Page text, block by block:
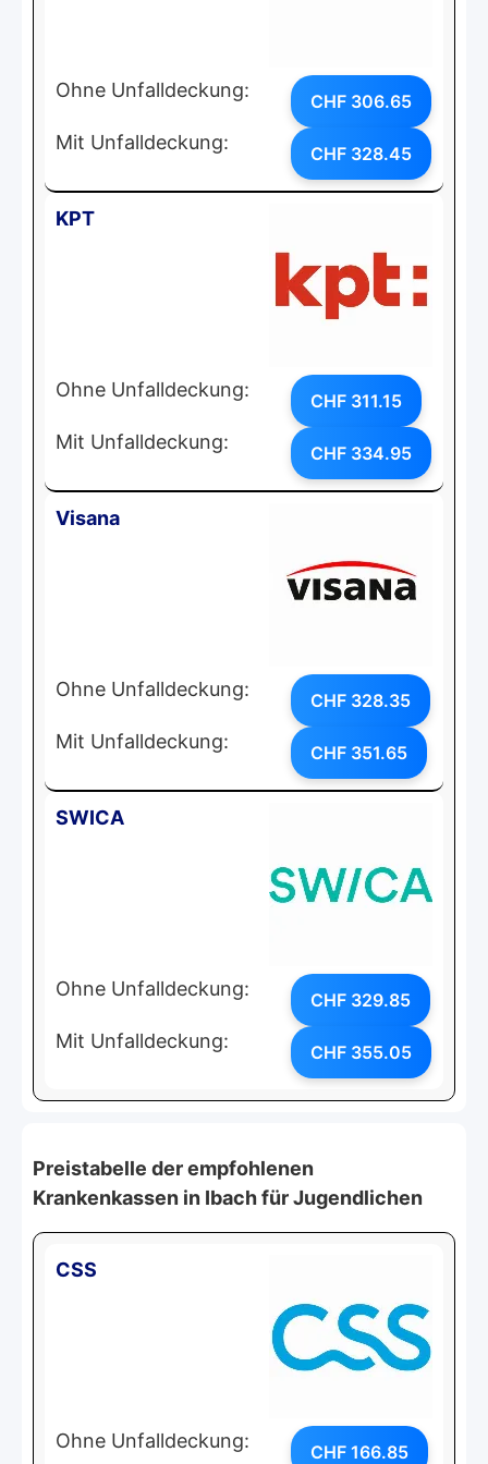
Ohne Unfalldeckung: CHF 306.65
Mit Unfalldeckung: CHF 328.45
KPT
Ohne Unfalldeckung: CHF 311.15
Mit Unfalldeckung: CHF 334.95
Visana
Ohne Unfalldeckung: CHF 328.35
Mit Unfalldeckung: CHF 351.65
SWICA
Ohne Unfalldeckung: CHF 329.85
Mit Unfalldeckung: CHF 355.05
Preistabelle der empfohlenen
Krankenkassen in Ibach für Jugendlichen
CSS
Ohne Unfalldeckung: CHF 166.85